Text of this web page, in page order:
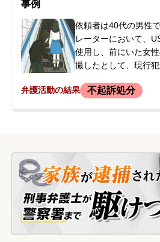
ないまま、今後の対
めに当事務所へ来所
事例
依頼者は40代の男性
レーターにおいて、
使用し、前にいた女
撮したとして、現行犯
り釈放されましたが、
いましたが連絡先が
よいか分からない状
れました。
弁護活動の結果 不起訴処分